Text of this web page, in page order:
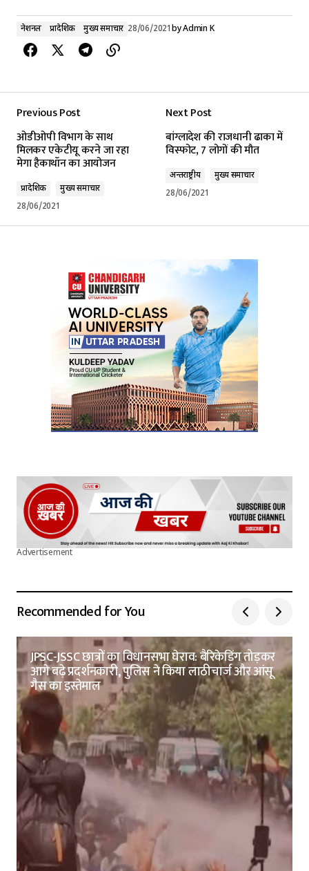
नेशनल प्रादेशिक मुख्य समाचार 28/06/2021byAdmin K
Previous Post
ओडीओपी विभाग के साथ
मिलकर एकेटीयू करने जा रहा
मेगा हैकाथॉन का आयोजन
प्रादेशिक
मुख्य समाचार
28/06/2021
Next Post
बांग्लादेश की राजधानी ढाका में
विस्फोट, 7 लोगों की मौत
अन्तर्राष्ट्रीय
मुख्य समाचार
28/06/2021
Advertisement
Recommended for You
JPSC-JSSC छात्रों का विधानसभा घेराव: बैरिकेडिंग तोड़कर
आगे बढ़े प्रदर्शनकारी, पुलिस ने किया लाठीचार्ज और आंसू
गैस का इस्तेमाल